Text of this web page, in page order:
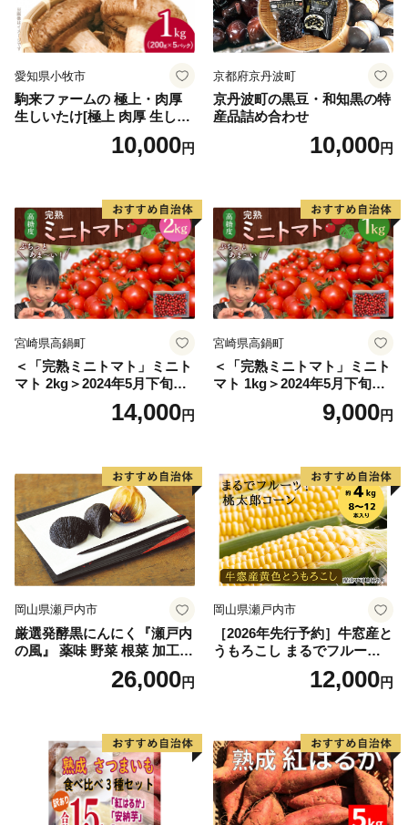
愛知県小牧市
駒来ファームの 極上・肉厚
生しいたけ[極上 肉厚 生しい
たけ 生シイタケ 生椎茸 安心
安全 国産 採れたて 新鮮 きの
10,000円
京都府京丹波町
京丹波町の黒豆・和知黒の特
産品詰め合わせ
10,000円
宮崎県高鍋町
＜「完熟ミニトマト」ミニト
マト 2kg＞2024年5月下旬迄
に順次出荷 野菜ソムリエサ
ミット アルル・リリカ共に
県 高鍋町産 産地直送 有機肥
料使用 高糖度 西森農園
14,000円
宮崎県高鍋町
＜「完熟ミニトマト」ミニト
マト 1kg＞2024年5月下旬迄
に順次出荷 野菜ソムリエサ
ミット アルル・リリカ共に
県 高鍋町産 産地直送 有機肥
料使用 高糖度 西森農園
9,000円
岡山県瀬戸内市
厳選発酵黒にんにく『瀬戸内
の風』 薬味 野菜 根菜 加工食
26,000円
岡山県瀬戸内市
［2026年先行予約］牛窓産と
うもろこし まるでフルー
ツ！最高糖度25度超え 生で
甘い、茹でて美味い！ 黄色
野菜
12,000円